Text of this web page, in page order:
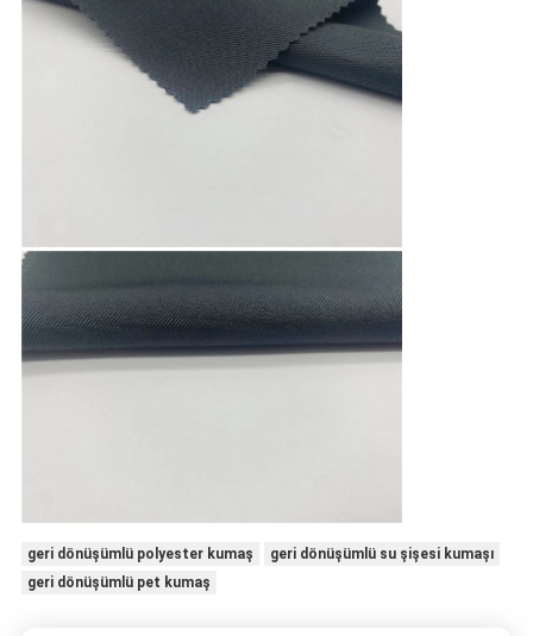
geri dönüşümlü polyester kumaş
geri dönüşümlü su şişesi kumaşı
geri dönüşümlü pet kumaş